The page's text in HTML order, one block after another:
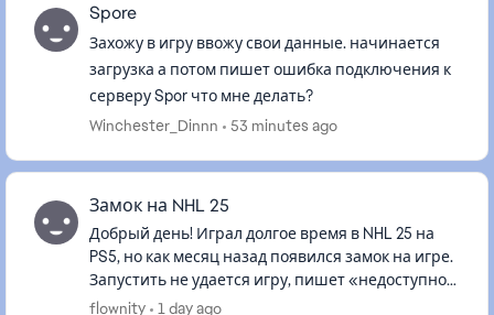
Spore
Захожу в игру ввожу свои данные. начинается
загрузка а потом пишет ошибка подключения к
серверу Spor что мне делать?
Winchester_Dinnn
53 minutes ago
Замок на NHL 25
Добрый день! Играл долгое время в NHL 25 на
PS5, но как месяц назад появился замок на игре.
Запустить не удается игру, пишет «недоступно»
либо выдает ошибку «Вы не можете купить этот
flownity 1 day ago